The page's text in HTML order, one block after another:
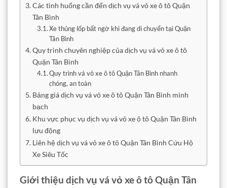
Các tình huống cần đến dịch vụ vá vỏ xe ô tô Quận
Tân Bình
Xe thủng lốp bất ngờ khi đang di chuyển tại Quận
Tân Bình
Quy trình chuyên nghiệp của dịch vụ vá vỏ xe ô tô
Quận Tân Bình
Quy trình vá vỏ xe ô tô Quận Tân Bình nhanh
chóng, an toàn
Bảng giá dịch vụ vá vỏ xe ô tô Quận Tân Bình minh
bạch
Khu vực phục vụ dịch vụ vá vỏ xe ô tô Quận Tân Bình
lưu động
Liên hệ dịch vụ vá vỏ xe ô tô Quận Tân Bình Cứu Hộ
Xe Siêu Tốc
Giới thiệu dịch vụ vá vỏ xe ô tô Quận Tân